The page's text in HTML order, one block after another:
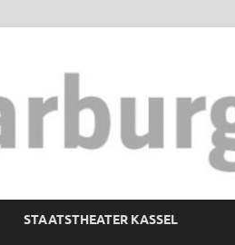
STAATSTHEATER KASSEL